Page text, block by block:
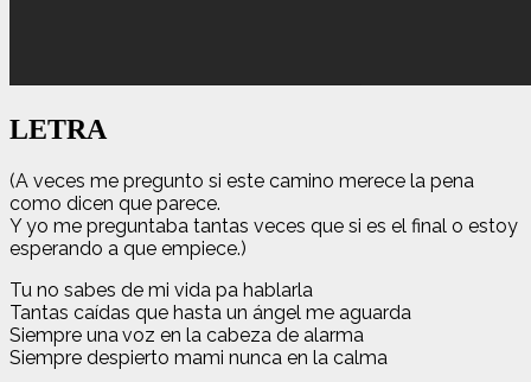
LETRA
(A veces me pregunto si este camino merece la pena
como dicen que parece.
Y yo me preguntaba tantas veces que si es el final o estoy
esperando a que empiece.)
Tu no sabes de mi vida pa hablarla
Tantas caídas que hasta un ángel me aguarda
Siempre una voz en la cabeza de alarma
Siempre despierto mami nunca en la calma